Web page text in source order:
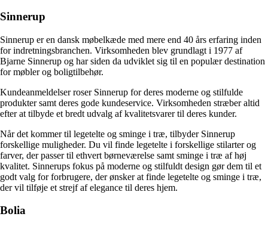
Sinnerup
Sinnerup er en dansk møbelkæde med mere end 40 års erfaring inden
for indretningsbranchen. Virksomheden blev grundlagt i 1977 af
Bjarne Sinnerup og har siden da udviklet sig til en populær destination
for møbler og boligtilbehør.
Kundeanmeldelser roser Sinnerup for deres moderne og stilfulde
produkter samt deres gode kundeservice. Virksomheden stræber altid
efter at tilbyde et bredt udvalg af kvalitetsvarer til deres kunder.
Når det kommer til legetelte og sminge i træ, tilbyder Sinnerup
forskellige muligheder. Du vil finde legetelte i forskellige stilarter og
farver, der passer til ethvert børneværelse samt sminge i træ af høj
kvalitet. Sinnerups fokus på moderne og stilfuldt design gør dem til et
godt valg for forbrugere, der ønsker at finde legetelte og sminge i træ,
der vil tilføje et strejf af elegance til deres hjem.
Bolia